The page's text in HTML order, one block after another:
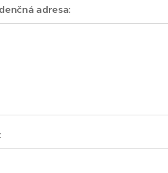
adresa: